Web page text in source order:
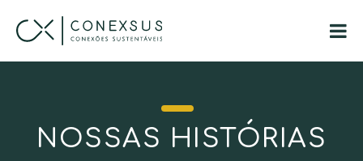
NOSSAS HISTÓRIAS